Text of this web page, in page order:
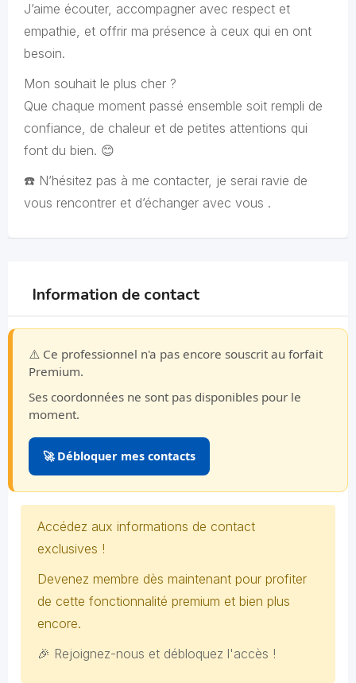
J’aime écouter, accompagner avec respect et
empathie, et offrir ma présence à ceux qui en ont
besoin.
Mon souhait le plus cher ?
Que chaque moment passé ensemble soit rempli de
confiance, de chaleur et de petites attentions qui
font du bien. 😊
☎️ N’hésitez pas à me contacter, je serai ravie de
vous rencontrer et d’échanger avec vous .
Information de contact
⚠️ Ce professionnel n'a pas encore souscrit au forfait
Premium.
Ses coordonnées ne sont pas disponibles pour le
moment.
🚀 Débloquer mes contacts
Accédez aux informations de contact
exclusives !
Devenez membre dès maintenant pour profiter
de cette fonctionnalité premium et bien plus
encore.
🎉 Rejoignez-nous et débloquez l'accès !